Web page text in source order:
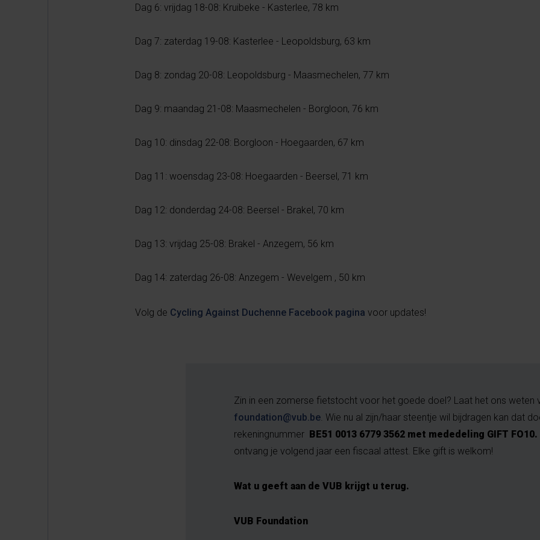
Dag 6: vrijdag 18-08: Kruibeke - Kasterlee, 78 km
Dag 7: zaterdag 19-08: Kasterlee - Leopoldsburg, 63 km
Dag 8: zondag 20-08: Leopoldsburg - Maasmechelen, 77 km
Dag 9: maandag 21-08: Maasmechelen - Borgloon, 76 km
Dag 10: dinsdag 22-08: Borgloon - Hoegaarden, 67 km
Dag 11: woensdag 23-08: Hoegaarden - Beersel, 71 km
Dag 12: donderdag 24-08: Beersel - Brakel, 70 km
Dag 13: vrijdag 25-08: Brakel - Anzegem, 56 km
Dag 14: zaterdag 26-08: Anzegem - Wevelgem , 50 km
Volg de Cycling Against Duchenne Facebook pagina voor updates!
Zin in een zomerse fietstocht voor het goede doel? Laat het ons weten
foundation@vub.be . Wie nu al zijn/haar steentje wil bijdragen kan dat
rekeningnummer BE51 0013 6779 3562 met mededeling GIFT FO10.
ontvang je volgend jaar een fiscaal attest. Elke gift is welkom!
Wat u geeft aan de VUB krijgt u terug.
VUB Foundation